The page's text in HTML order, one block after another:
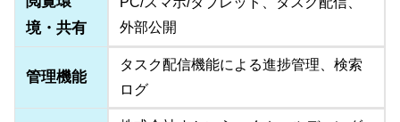
境・共有
外部公開
管理機能
タスク配信機能による進捗管理、検索
ログ